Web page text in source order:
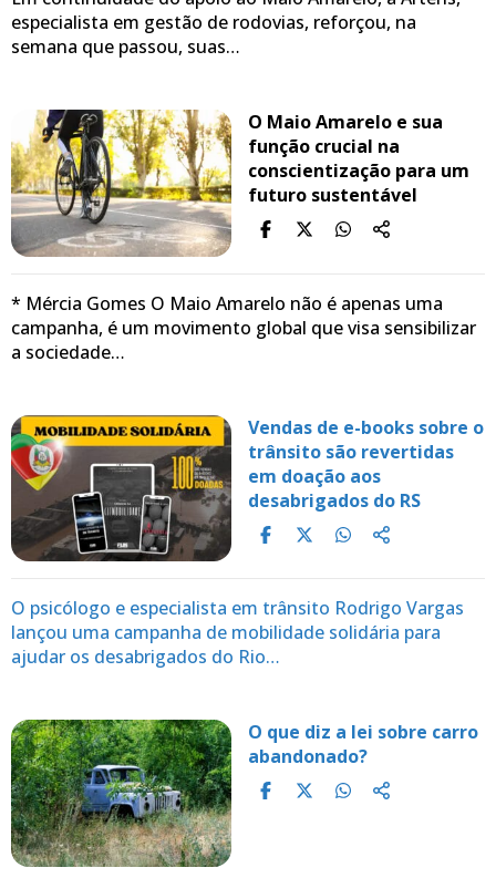
especialista em gestão de rodovias, reforçou, na
semana que passou, suas…
O Maio Amarelo e sua
função crucial na
conscientização para um
futuro sustentável
* Mércia Gomes O Maio Amarelo não é apenas uma
campanha, é um movimento global que visa sensibilizar
a sociedade…
Vendas de e-books sobre o
trânsito são revertidas
em doação aos
desabrigados do RS
O psicólogo e especialista em trânsito Rodrigo Vargas
lançou uma campanha de mobilidade solidária para
ajudar os desabrigados do Rio…
O que diz a lei sobre carro
abandonado?